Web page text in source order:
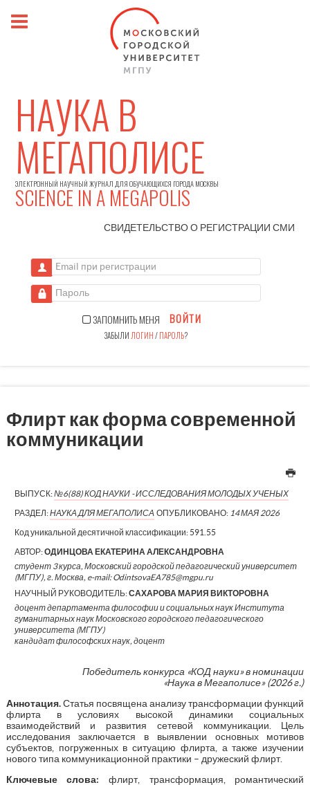
НАУКА В
МЕГАПОЛИСЕ
ЭЛЕКТРОННЫЙ НАУЧНЫЙ ЖУРНАЛ ДЛЯ ОБУЧАЮЩИХСЯ ГОРОДА МОСКВЫ
SCIENCE IN A MEGAPOLIS
СВИДЕТЕЛЬСТВО О РЕГИСТРАЦИИСМИ
Email при регистрации
Пароль
ЗАПОМНИТЬ МЕНЯ ВОЙТИ
ЗАБЫЛИ ЛОГИН/ПАРОЛЬ?
Флирт как форма современной
коммуникации
ВЫПУСК:№6(88) КОД НАУКИ - ИССЛЕДОВАНИЯ МОЛОДЫХ УЧЕНЫХ
РАЗДЕЛ:НАУКА ДЛЯ МЕГАПОЛИСА ОПУБЛИКОВАНО: 14 МАЯ 2026
Код уникальной десятичной классификации: 591.55
АВТОР:ОДИНЦОВА ЕКАТЕРИНА АЛЕКСАНДРОВНА
студент 3 курса, Московский городской педагогический университет
(МГПУ), г. Москва, e-mail: OdintsovaEA785@mgpu.ru
НАУЧНЫЙ РУКОВОДИТЕЛЬ:САХАРОВА МАРИЯ ВИКТОРОВНА
доцент департамента философии и социальных наук Института
гуманитарных наук Московского городского педагогического
университета (МГПУ)
кандидат философских наук, доцент
Победитель конкурса «КОД науки» в номинации
«Наука в Мегаполисе» (2026 г.)
Аннотация.Статья посвящена анализу трансформации функций
флирта в условиях высокой динамики социальных
взаимодействий и развития сетевой коммуникации. Цель
исследования заключается в выявлении основных мотивов
субъектов, погруженных в ситуацию флирта, а также изучении
нового типа коммуникационной практики – дружеский флирт.
Ключевые слова: флирт, трансформация, романтический